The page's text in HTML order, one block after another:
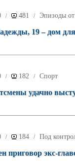
/ 481 / Эпизоды
19 – дом для
/ 182 / Спорт
удачно
/ 184 / Под
приговор экс-